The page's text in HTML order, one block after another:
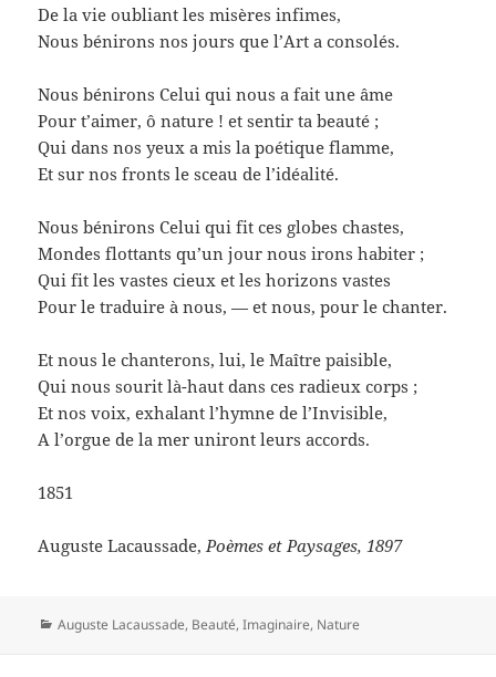
De la vie oubliant les misères infimes,
Nous bénirons nos jours que l’Art a consolés.
Nous bénirons Celui qui nous a fait une âme
Pour t’aimer, ô nature ! et sentir ta beauté ;
Qui dans nos yeux a mis la poétique flamme,
Et sur nos fronts le sceau de l’idéalité.
Nous bénirons Celui qui fit ces globes chastes,
Mondes flottants qu’un jour nous irons habiter ;
Qui fit les vastes cieux et les horizons vastes
Pour le traduire à nous, — et nous, pour le chanter.
Et nous le chanterons, lui, le Maître paisible,
Qui nous sourit là-haut dans ces radieux corps ;
Et nos voix, exhalant l’hymne de l’Invisible,
A l’orgue de la mer uniront leurs accords.
1851
Auguste Lacaussade, Poèmes et Paysages, 1897
Catégories
Auguste Lacaussade, Beauté,Imaginaire, Nature